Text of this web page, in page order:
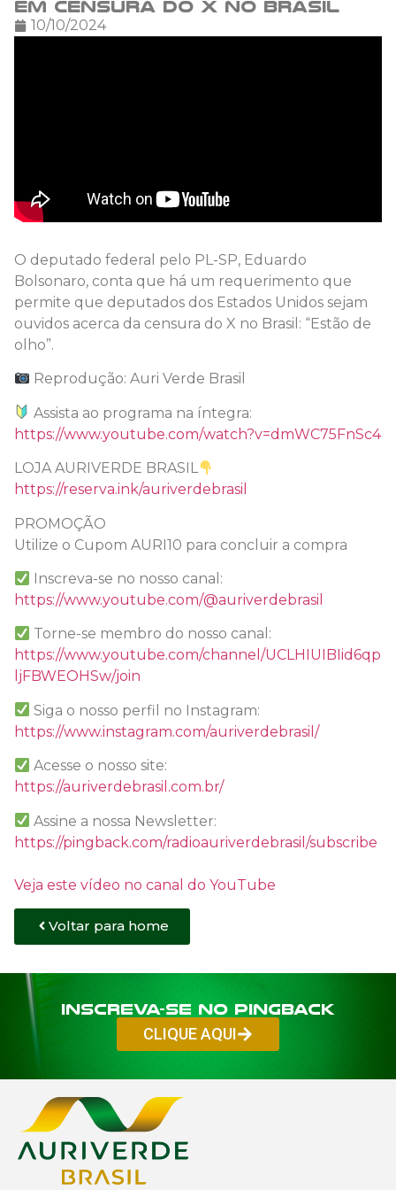
em censura do X no Brasil
10/10/2024
O deputado federal pelo PL-SP, Eduardo
Bolsonaro, conta que há um requerimento que
permite que deputados dos Estados Unidos sejam
ouvidos acerca da censura do X no Brasil: “Estão de
olho”.
Reprodução: Auri Verde Brasil
Assista ao programa na íntegra:
https://www.youtube.com/watch?v=dmWC75FnSc4
LOJA AURIVERDE BRASIL
https://reserva.ink/auriverdebrasil
PROMOÇÃO
Utilize o Cupom AURI10 para concluir a compra
Inscreva-se no nosso canal:
https://www.youtube.com/@auriverdebrasil
Torne-se membro do nosso canal:
https://www.youtube.com/channel/UCLHIUIBIid6qp
ljFBWEOHSw/join
Siga o nosso perfil no Instagram:
https://www.instagram.com/auriverdebrasil/
Acesse o nosso site:
https://auriverdebrasil.com.br/
Assine a nossa Newsletter:
https://pingback.com/radioauriverdebrasil/subscribe
Veja este vídeo no canal do YouTube
Voltar para home
Inscreva-se no PINGBACK
CLIQUE AQUI